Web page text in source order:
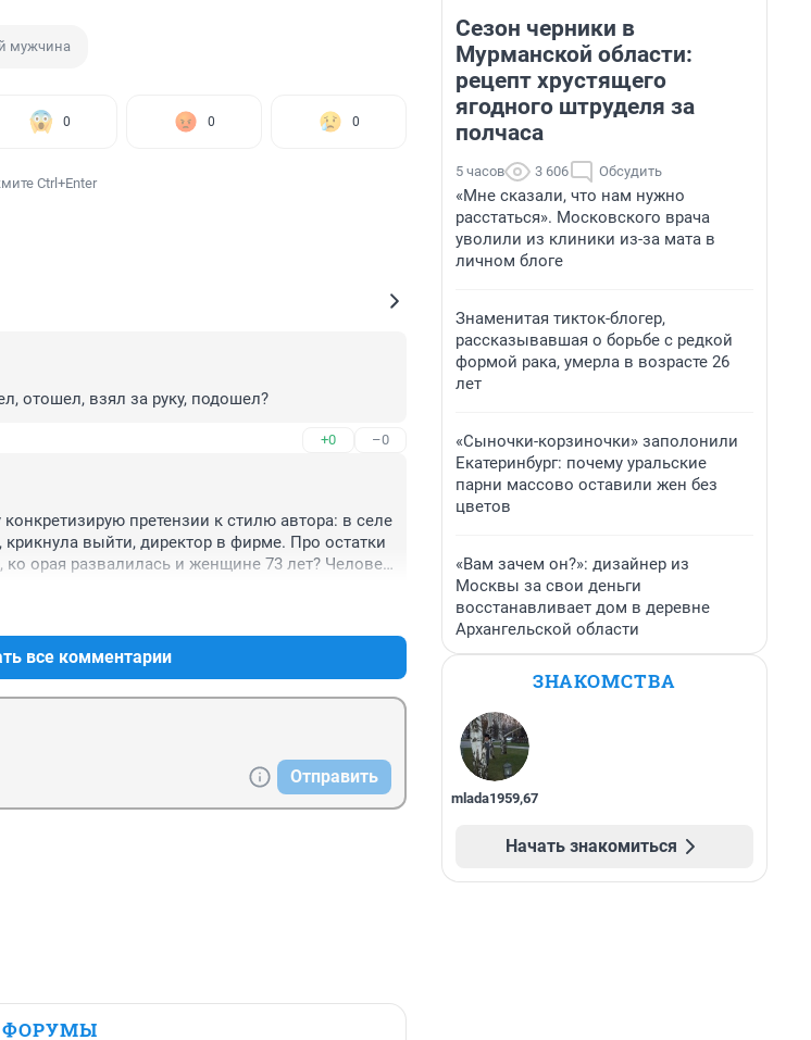
мужчина
0 0 0
Ctrl+Enter
отошел, взял за руку, подошел?
+0 –0
претензии к стилю автора: в селе
выйти, директор в фирме. Про остатки
орая развалилась и женщине 73 лет? Человек
все комментарии
Отправить
ФОРУМЫ
Сезон черники в
Мурманской области:
рецепт хрустящего
ягодного штруделя за
полчаса
5 часов 3 606 Обсудить
«Мне сказали, что нам нужно
расстаться». Московского врача
уволили из клиники из-за мата в
личном блоге
Знаменитая тикток-блогер,
рассказывавшая о борьбе с редкой
формой рака, умерла в возрасте 26
лет
«Сыночки-корзиночки» заполонили
Екатеринбург: почему уральские
парни массово оставили жен без
цветов
«Вам зачем он?»: дизайнер из
Москвы за свои деньги
восстанавливает дом в деревне
Архангельской области
ЗНАКОМСТВА
mlada1959,67
Начать знакомиться